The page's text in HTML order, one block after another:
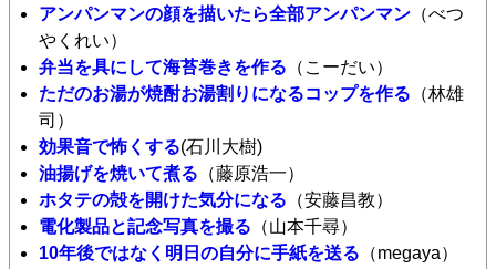
アンパンマンの顔を描いたら全部アンパンマン （べつ
やくれい）
弁当を具にして海苔巻きを作る （こーだい）
ただのお湯が焼酎お湯割りになるコップを作る （林雄
司）
効果音で怖くする(石川大樹)
油揚げを焼いて煮る （藤原浩一）
ホタテの殻を開けた気分になる （安藤昌教）
電化製品と記念写真を撮る （山本千尋）
10年後ではなく明日の自分に手紙を送る （megaya）